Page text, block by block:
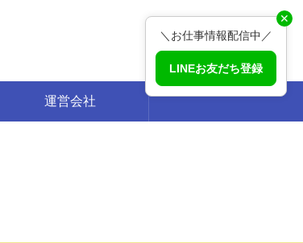
運営会社
✕
＼お仕事情報配信中／
LINEお友だち登録